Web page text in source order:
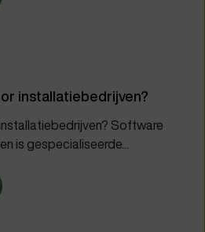
installatiebedrijven?
Software
is gespecialiseerde...